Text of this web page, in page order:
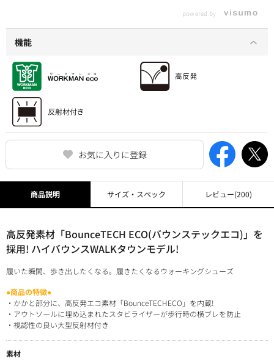
お気に入りに登録
#PR
中湖で開催されたワー
うなの？2か月履いて
検証してみた
powered by
機能
商品説明
高反発素材「BounceTECH ECO(バウンステックエコ)」を
採用! ハイバウンスWALKタウンモデル!
履いた瞬間、歩き出したくなる。履きたくなるウォーキングシューズ
●商品の特徴●
・かかと部分に、高反発エコ素材「BounceTECHECO」を内蔵!
・アウトソールに埋め込まれたスタビライザーが歩行時の横ブレを防止
・視認性の良い大型反射材付き
素材
サイズ・スペック レビュー(200)